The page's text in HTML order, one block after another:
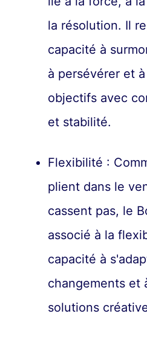
la résolution. Il
capacité à
à persévérer et
objectifs avec
et stabilité.
Flexibilité :
plient dans le
cassent pas, le
associé à la
capacité à
changements et
solutions